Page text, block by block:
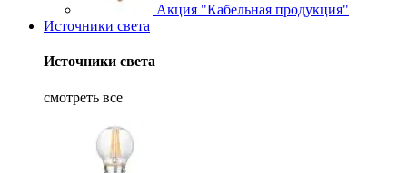
Акция "Кабельная продукция"
Источники света
Источники света
смотреть все